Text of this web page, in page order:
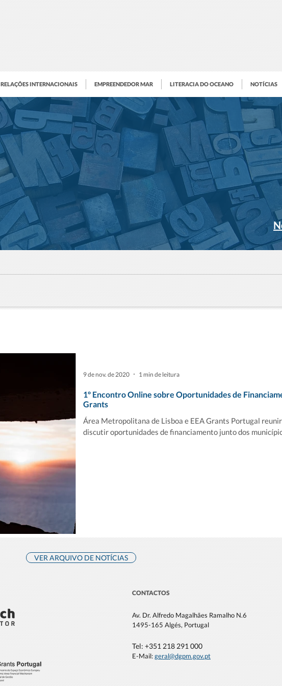
RELAÇÕES INTERNACIONAIS EMPREENDEDOR MAR LITERACIA DO OCEANO NOTÍCIAS
1º Encontro Online sobre Oportunidades de
Grants
Área Metropolitana de Lisboa e EEA Grants Portugal
discutir oportunidades de financiamento junto dos
9 de nov. de 2020 1 min de leitura
VER ARQUIVO DE NOTÍCIAS
CONTACTOS
Av. Dr. Alfredo Magalhães Ramalho N.6
1495-165 Algés, Portugal
Tel: +351 218 291 000
E-Mail:geral@dgpm.gov.pt